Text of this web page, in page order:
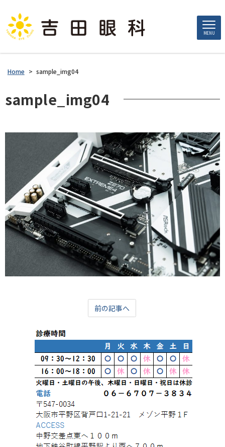
MENU
Home > sample_img04
sample_img04
前の記事へ